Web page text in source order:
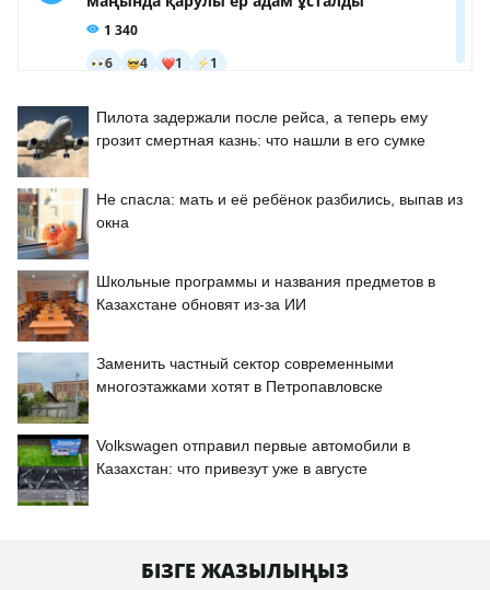
Пилота задержали после рейса, а теперь ему
грозит смертная казнь: что нашли в его сумке
Не спасла: мать и её ребёнок разбились, выпав из
окна
Школьные программы и названия предметов в
Казахстане обновят из-за ИИ
Заменить частный сектор современными
многоэтажками хотят в Петропавловске
Volkswagen отправил первые автомобили в
Казахстан: что привезут уже в августе
БІЗГЕ ЖАЗЫЛЫҢЫЗ